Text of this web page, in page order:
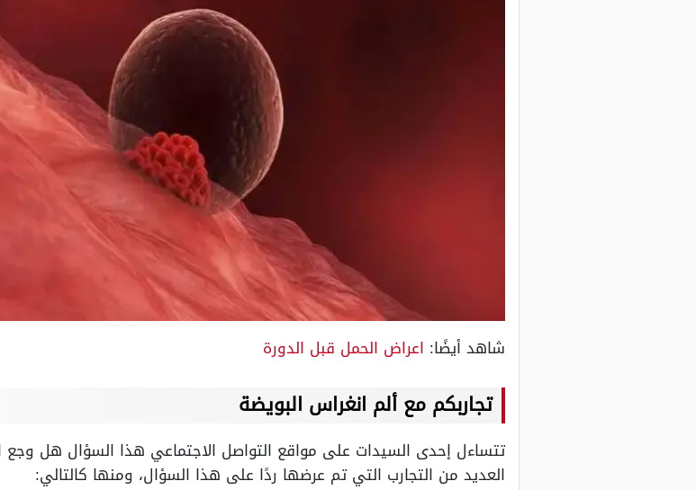
شاهد أيضًا: اعراض الحمل قبل الدورة
تجاربكم مع ألم انغراس البويضة
تتساءل إحدى السيدات على مواقع التواصل الاجتماعي هذا السؤال هل
العديد من التجارب التي تم عرضها ردًا على هذا السؤال، ومنها كالتالي: